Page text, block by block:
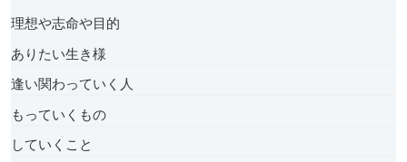
理想や志命や目的
ありたい生き様
逢い関わっていく人
もっていくもの
していくこと